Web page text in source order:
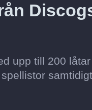
upp till 200